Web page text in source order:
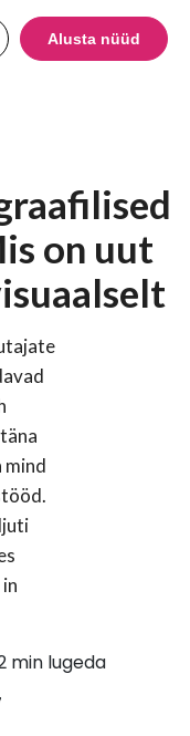
Alusta nüüd
on uut
mind
min lugeda